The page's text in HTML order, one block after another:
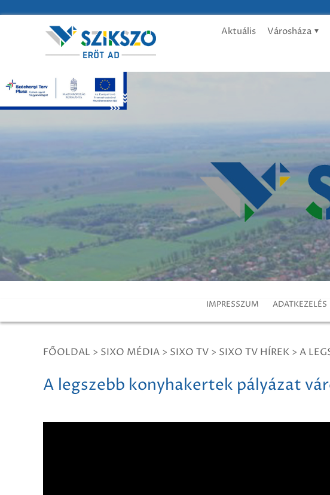
Aktuális Városháza
IMPRESSZUM ADATKEZELÉS
FŐOLDAL > SIXO MÉDIA > SIXO TV > SIXO TV HÍREK > A
A legszebb konyhakertek pályázat